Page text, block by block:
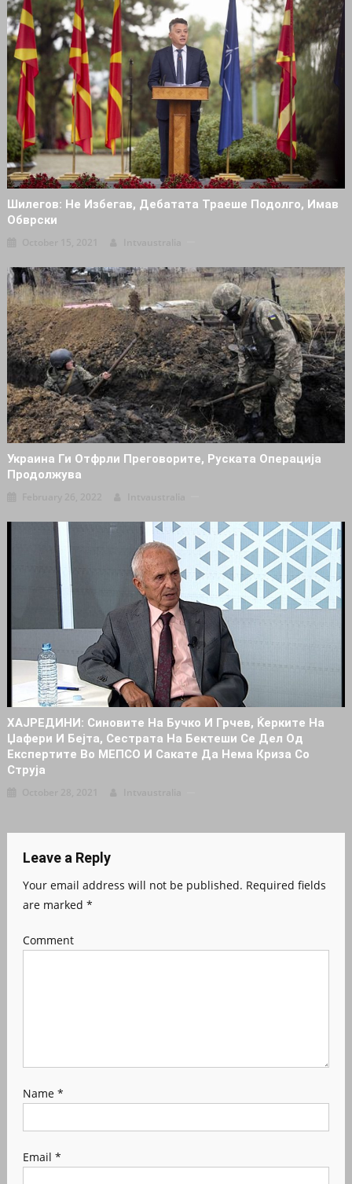
Шилегов: Не Избегав, Дебатата Траеше Подолго, Имав
Обврски
Украина Ги Отфрли Преговорите, Руската Операција
Продолжува
ХАЈРЕДИНИ: Синовите На Бучко И Грчев, Ќерките На
Џафери И Бејта, Сестрата На Бектеши Се Дел Од
Експертите Во МЕПСО И Сакате Да Нема Криза Со
Струја
Leave a Reply
Your email address will not be published. Required fields
are marked *
Comment
Name *
Email *